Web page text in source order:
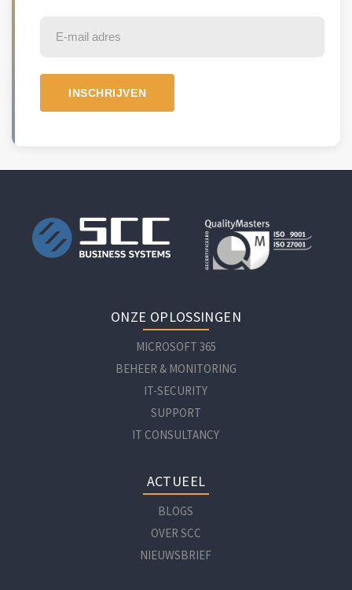
ONZE OPLOSSINGEN
MICROSOFT 365
BEHEER & MONITORING
IT-SECURITY
SUPPORT
IT CONSULTANCY
ACTUEEL
BLOGS
OVER SCC
NIEUWSBRIEF